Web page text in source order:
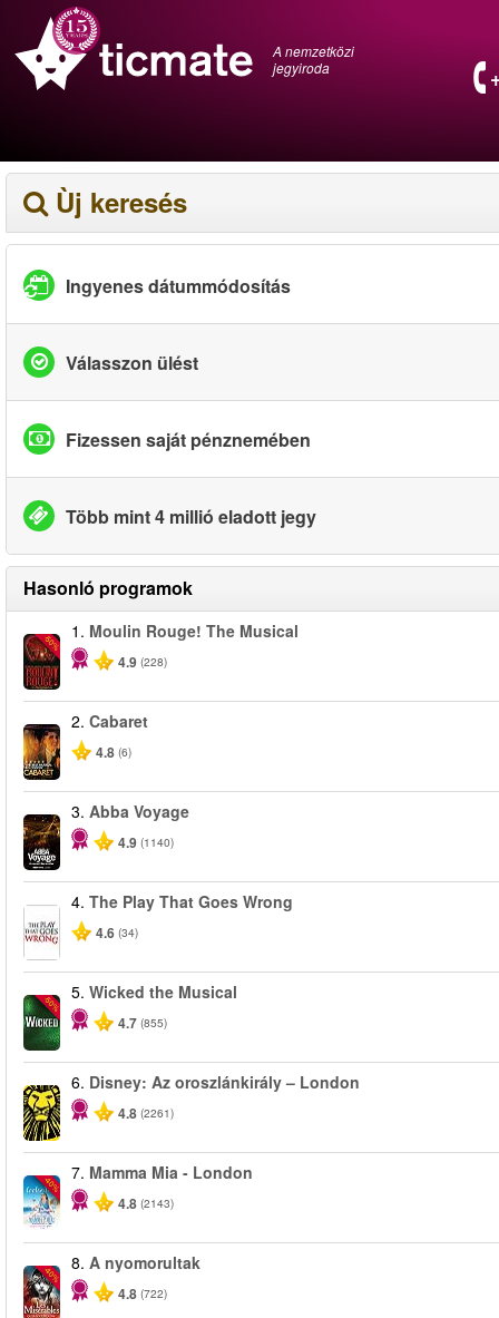
A nemzetközi
jegyiroda
Ùj keresés
Ingyenes dátummódosítás
Válasszon ülést
Fizessen saját pénznemében
Több mint 4 millió eladott jegy
Hasonló programok
-50%
1. Moulin Rouge! The Musical
4.9 (228)
2. Cabaret
4.8 (6)
3. Abba Voyage
4.9 (1140)
4. The Play That Goes Wrong
4.6 (34)
-50%
5. Wicked the Musical
4.7 (855)
6. Disney: Az oroszlánkirály – London
4.8 (2261)
-40%
7. Mamma Mia - London
4.8 (2143)
-40%
8. A nyomorultak
4.8 (722)